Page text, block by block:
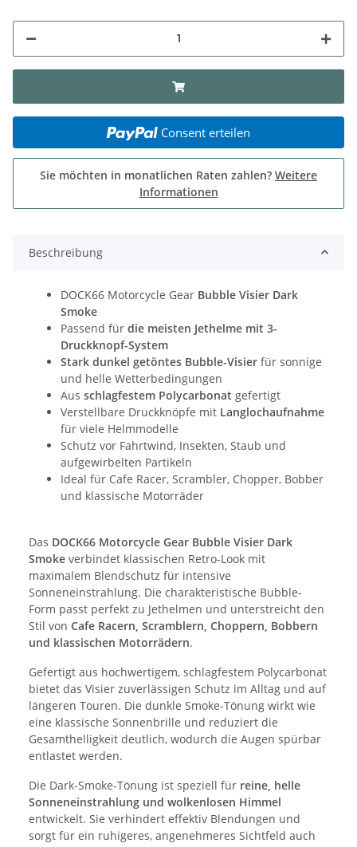
Consent erteilen
Sie möchten in monatlichen Raten zahlen? Weitere
Informationen
Beschreibung
DOCK66 Motorcycle Gear Bubble Visier Dark
Smoke
Passend für die meisten Jethelme mit 3-
Druckknopf-System
Stark dunkel getöntes Bubble-Visier für sonnige
und helle Wetterbedingungen
Aus schlagfestem Polycarbonat gefertigt
Verstellbare Druckknöpfe mit Langlochaufnahme
für viele Helmmodelle
Schutz vor Fahrtwind, Insekten, Staub und
aufgewirbelten Partikeln
Ideal für Cafe Racer, Scrambler, Chopper, Bobber
und klassische Motorräder
Das DOCK66 Motorcycle Gear Bubble Visier Dark
Smoke verbindet klassischen Retro-Look mit
maximalem Blendschutz für intensive
Sonneneinstrahlung. Die charakteristische Bubble-
Form passt perfekt zu Jethelmen und unterstreicht den
Stil von Cafe Racern, Scramblern, Choppern, Bobbern
und klassischen Motorrädern.
Gefertigt aus hochwertigem, schlagfestem Polycarbonat
bietet das Visier zuverlässigen Schutz im Alltag und auf
längeren Touren. Die dunkle Smoke-Tönung wirkt wie
eine klassische Sonnenbrille und reduziert die
Gesamthelligkeit deutlich, wodurch die Augen spürbar
entlastet werden.
Die Dark-Smoke-Tönung ist speziell für reine, helle
Sonneneinstrahlung und wolkenlosen Himmel
entwickelt. Sie verhindert effektiv Blendungen und
sorgt für ein ruhigeres, angenehmeres Sichtfeld auch